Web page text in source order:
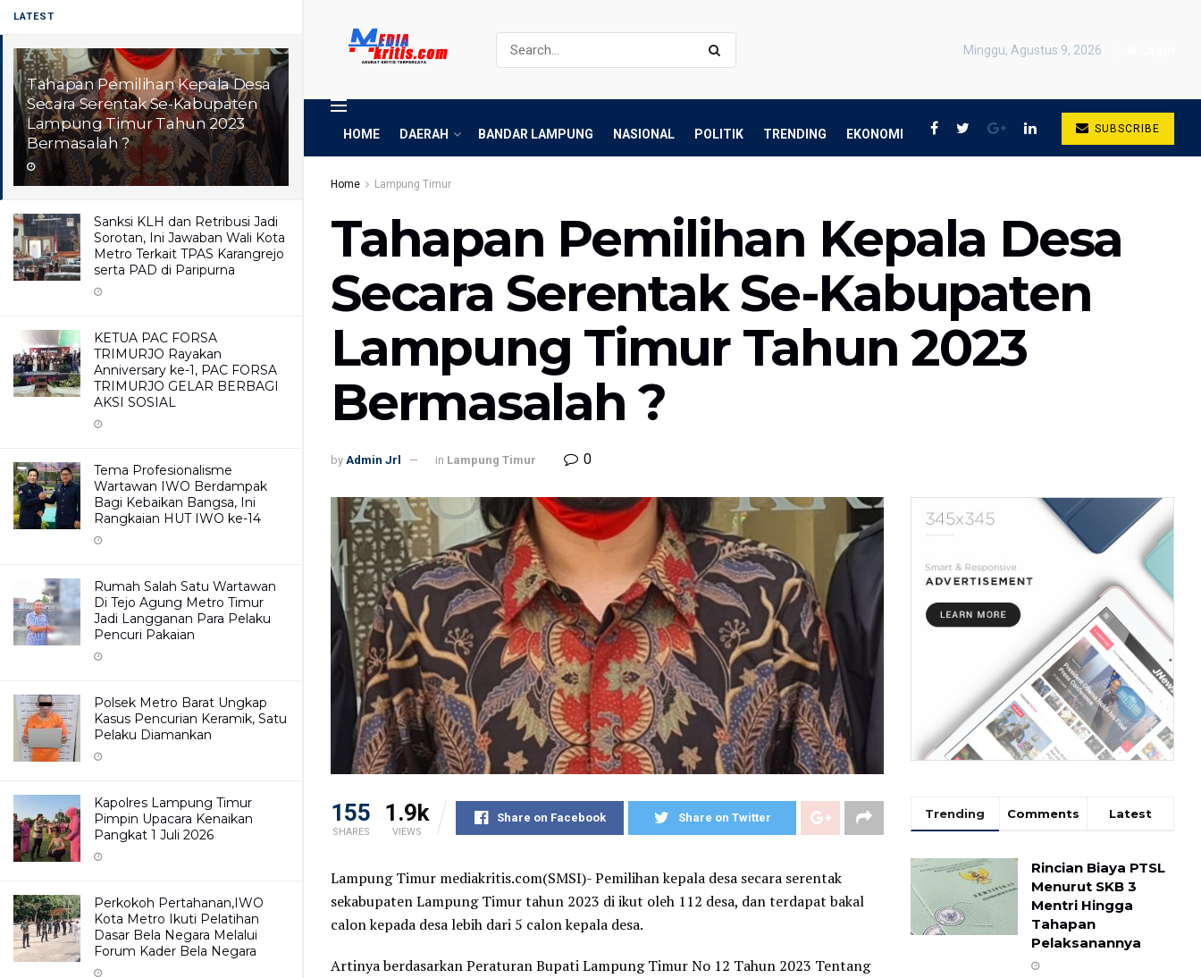
LATEST
Tahapan Pemilihan Kepala Desa
Secara Serentak Se-Kabupaten
Lampung Timur Tahun 2023
Bermasalah ?
Sanksi KLH dan Retribusi Jadi
Sorotan, Ini Jawaban Wali Kota
Metro Terkait TPAS Karangrejo
serta PAD di Paripurna
KETUA PAC FORSA
TRIMURJO Rayakan
Anniversary ke-1, PAC FORSA
TRIMURJO GELAR BERBAGI
AKSI SOSIAL
Tema Profesionalisme
Wartawan IWO Berdampak
Bagi Kebaikan Bangsa, Ini
Rangkaian HUT IWO ke-14
Rumah Salah Satu Wartawan
Di Tejo Agung Metro Timur
Jadi Langganan Para Pelaku
Pencuri Pakaian
Polsek Metro Barat Ungkap
Kasus Pencurian Keramik, Satu
Pelaku Diamankan
Kapolres Lampung Timur
Pimpin Upacara Kenaikan
Pangkat 1 Juli 2026
Perkokoh Pertahanan,IWO
Kota Metro Ikuti Pelatihan
Dasar Bela Negara Melalui
Forum Kader Bela Negara
Minggu, Agustus 9, 2026
HOME DAERAH BANDAR LAMPUNG NASIONAL POLITIK TRENDING EKONOMI SUBSCRIBE
Home Lampung Timur
Tahapan Pemilihan Kepala Desa
Secara Serentak Se-Kabupaten
Lampung Timur Tahun 2023
Bermasalah ?
by Admin Jrl in Lampung Timur 0
155
SHARES
1.9k
VIEWS
Share on Facebook Share on Twitter
Lampung Timur mediakritis.com(SMSI)- Pemilihan kepala desa secara serentak
sekabupaten Lampung Timur tahun 2023 di ikut oleh 112 desa, dan terdapat bakal
calon kepada desa lebih dari 5 calon kepala desa.
Artinya berdasarkan Peraturan Bupati Lampung Timur No 12 Tahun 2023 Tentang
Trending Comments Latest
Rincian Biaya PTSL
Menurut SKB 3
Mentri Hingga
Tahapan
Pelaksanannya